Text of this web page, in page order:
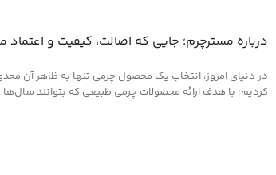
درباره مسترچرم؛ جایی که اصالت، کیفیت و اعتماد
در دنیای امروز، انتخاب یک محصول چرمی تنها به ظاهر آن
کردیم؛ با هدف ارائه محصولات چرمی طبیعی که بتوانند سال‌ها